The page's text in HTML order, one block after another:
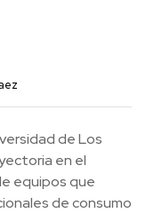
de Los
en el
equipos que
de consumo